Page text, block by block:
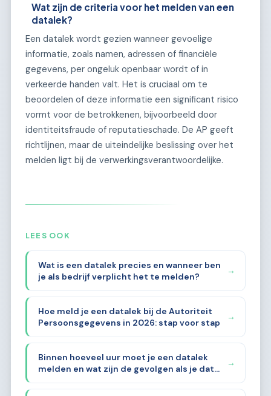
Wat zijn de criteria voor het melden van een
datalek?
Een datalek wordt gezien wanneer gevoelige
informatie, zoals namen, adressen of financiële
gegevens, per ongeluk openbaar wordt of in
verkeerde handen valt. Het is cruciaal om te
beoordelen of deze informatie een significant risico
vormt voor de betrokkenen, bijvoorbeeld door
identiteitsfraude of reputatieschade. De AP geeft
richtlijnen, maar de uiteindelijke beslissing over het
melden ligt bij de verwerkingsverantwoordelijke.
LEES OOK
Wat is een datalek precies en wanneer ben
je als bedrijf verplicht het te melden?
→
Hoe meld je een datalek bij de Autoriteit
Persoonsgegevens in 2026: stap voor stap
→
Binnen hoeveel uur moet je een datalek
melden en wat zijn de gevolgen als je dat
vergeet?
→